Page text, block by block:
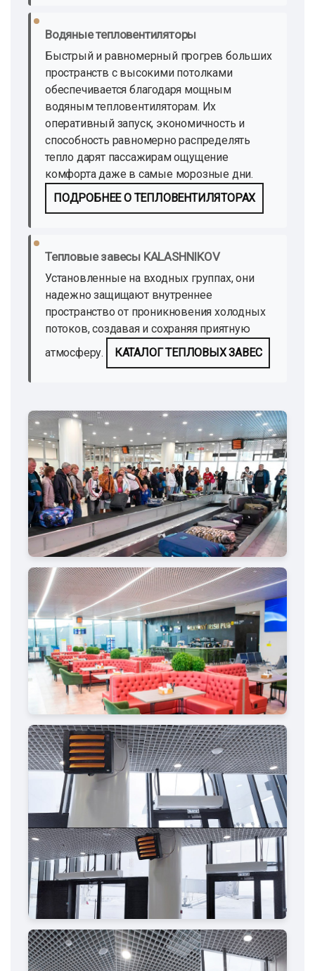
Водяные тепловентиляторы
Быстрый и равномерный прогрев больших
пространств с высокими потолками
обеспечивается благодаря мощным
водяным тепловентиляторам. Их
оперативный запуск, экономичность и
способность равномерно распределять
тепло дарят пассажирам ощущение
комфорта даже в самые морозные дни.
ПОДРОБНЕЕ О ТЕПЛОВЕНТИЛЯТОРАХ
Тепловые завесы KALASHNIKOV
Установленные на входных группах, они
надежно защищают внутреннее
пространство от проникновения холодных
потоков, создавая и сохраняя приятную
атмосферу.
КАТАЛОГ ТЕПЛОВЫХ ЗАВЕС